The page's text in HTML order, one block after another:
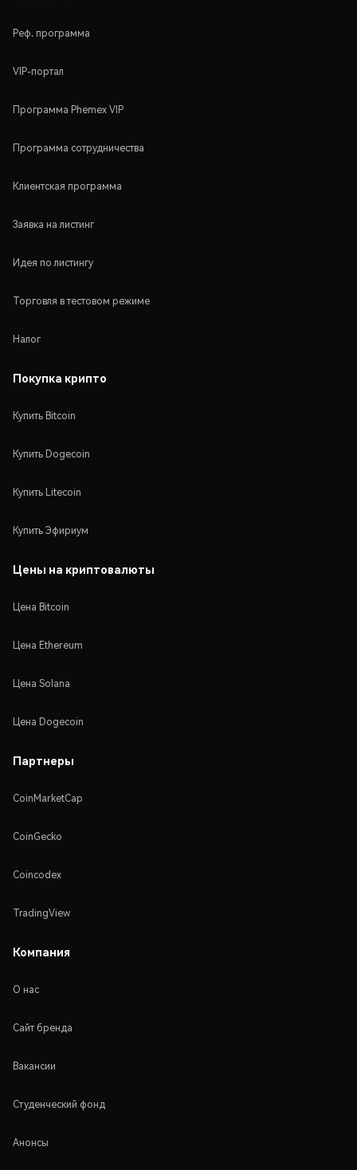
Реф. программа
VIP-портал
Программа Phemex VIP
Программа сотрудничества
Клиентская программа
Заявка на листинг
Идея по листингу
Торговля в тестовом режиме
Налог
Покупка крипто
Купить Bitcoin
Купить Dogecoin
Купить Litecoin
Купить Эфириум
Цены на криптовалюты
Цена Bitcoin
Цена Ethereum
Цена Solana
Цена Dogecoin
Партнеры
CoinMarketCap
CoinGecko
Coincodex
TradingView
Компания
О нас
Сайт бренда
Вакансии
Студенческий фонд
Анонсы